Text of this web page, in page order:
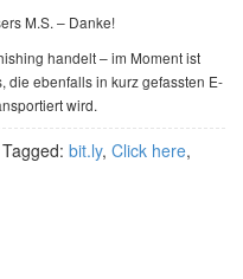
M.S. – Danke!
handelt – im Moment ist
die ebenfalls in kurz gefassten E-
wird.
Tagged: bit.ly, Click here,